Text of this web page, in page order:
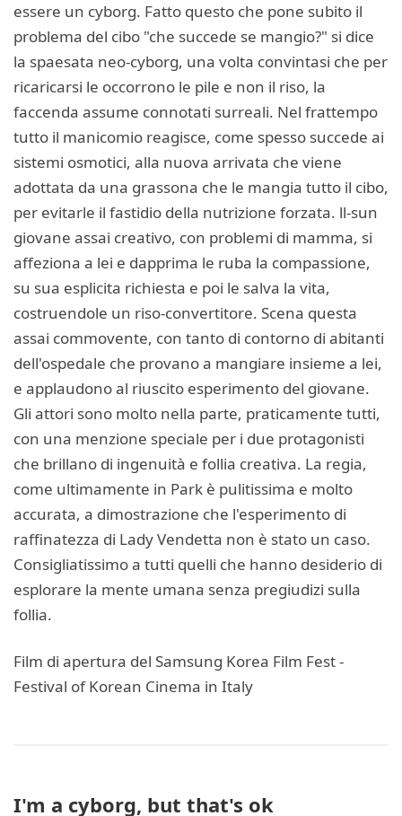
essere un cyborg. Fatto questo che pone subito il
problema del cibo "che succede se mangio?" si dice
la spaesata neo-cyborg, una volta convintasi che per
ricaricarsi le occorrono le pile e non il riso, la
faccenda assume connotati surreali. Nel frattempo
tutto il manicomio reagisce, come spesso succede ai
sistemi osmotici, alla nuova arrivata che viene
adottata da una grassona che le mangia tutto il cibo,
per evitarle il fastidio della nutrizione forzata. ll-sun
giovane assai creativo, con problemi di mamma, si
affeziona a lei e dapprima le ruba la compassione,
su sua esplicita richiesta e poi le salva la vita,
costruendole un riso-convertitore. Scena questa
assai commovente, con tanto di contorno di abitanti
dell'ospedale che provano a mangiare insieme a lei,
e applaudono al riuscito esperimento del giovane.
Gli attori sono molto nella parte, praticamente tutti,
con una menzione speciale per i due protagonisti
che brillano di ingenuità e follia creativa. La regia,
come ultimamente in Park è pulitissima e molto
accurata, a dimostrazione che l'esperimento di
raffinatezza di Lady Vendetta non è stato un caso.
Consigliatissimo a tutti quelli che hanno desiderio di
esplorare la mente umana senza pregiudizi sulla
follia.
Film di apertura del Samsung Korea Film Fest -
Festival of Korean Cinema in Italy
I'm a cyborg, but that's ok